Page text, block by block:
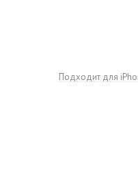
Подходит для